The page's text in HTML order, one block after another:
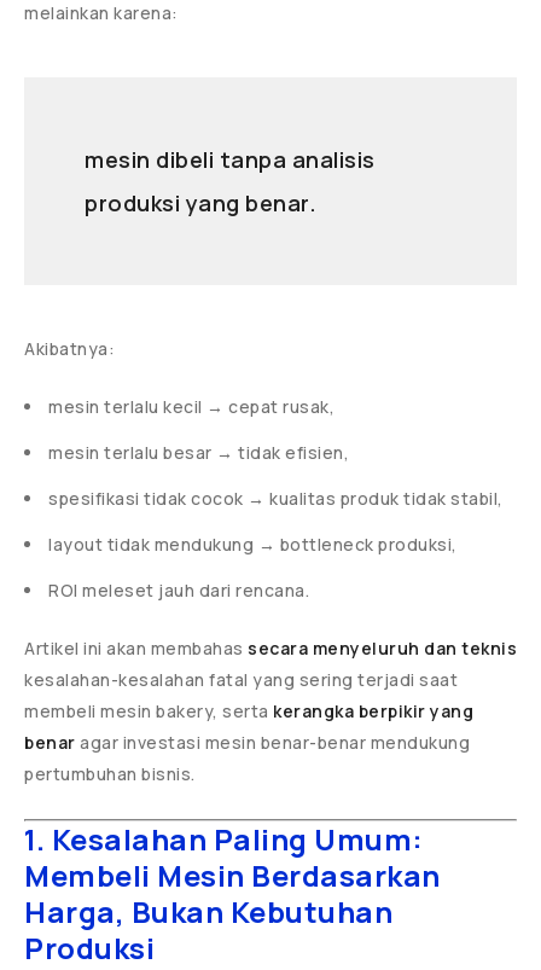
melainkan karena:
mesin dibeli tanpa analisis
produksi yang benar.
Akibatnya:
mesin terlalu kecil → cepat rusak,
mesin terlalu besar → tidak efisien,
spesifikasi tidak cocok → kualitas produk tidak stabil,
layout tidak mendukung → bottleneck produksi,
ROI meleset jauh dari rencana.
Artikel ini akan membahas secara menyeluruh dan teknis
kesalahan-kesalahan fatal yang sering terjadi saat
membeli mesin bakery, serta kerangka berpikir yang
benar agar investasi mesin benar-benar mendukung
pertumbuhan bisnis.
1. Kesalahan Paling Umum:
Membeli Mesin Berdasarkan
Harga, Bukan Kebutuhan
Produksi